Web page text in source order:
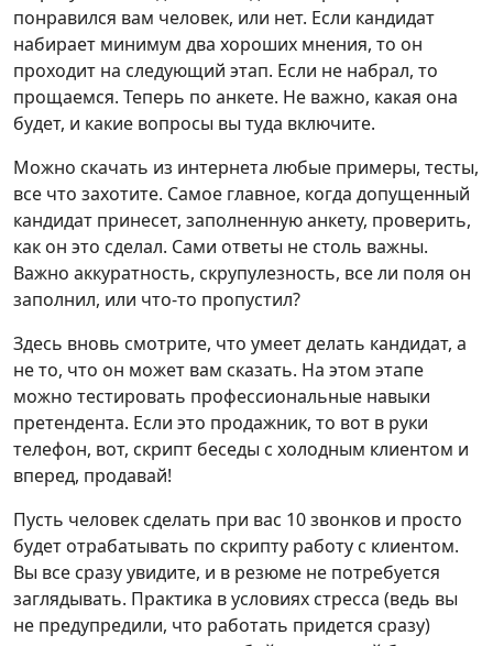
понравился вам человек, или нет. Если кандидат
набирает минимум два хороших мнения, то он
проходит на следующий этап. Если не набрал, то
прощаемся. Теперь по анкете. Не важно, какая она
будет, и какие вопросы вы туда включите.
Можно скачать из интернета любые примеры, тесты,
все что захотите. Самое главное, когда допущенный
кандидат принесет, заполненную анкету, проверить,
как он это сделал. Сами ответы не столь важны.
Важно аккуратность, скрупулезность, все ли поля он
заполнил, или что-то пропустил?
Здесь вновь смотрите, что умеет делать кандидат, а
не то, что он может вам сказать. На этом этапе
можно тестировать профессиональные навыки
претендента. Если это продажник, то вот в руки
телефон, вот, скрипт беседы с холодным клиентом и
вперед, продавай!
Пусть человек сделать при вас 10 звонков и просто
будет отрабатывать по скрипту работу с клиентом.
Вы все сразу увидите, и в резюме не потребуется
заглядывать. Практика в условиях стресса (ведь вы
не предупредили, что работать придется сразу)